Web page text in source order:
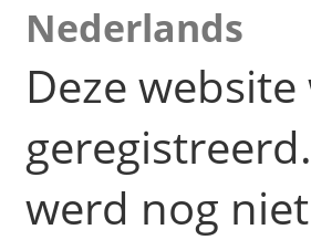
Nederlands
Deze
werd nog